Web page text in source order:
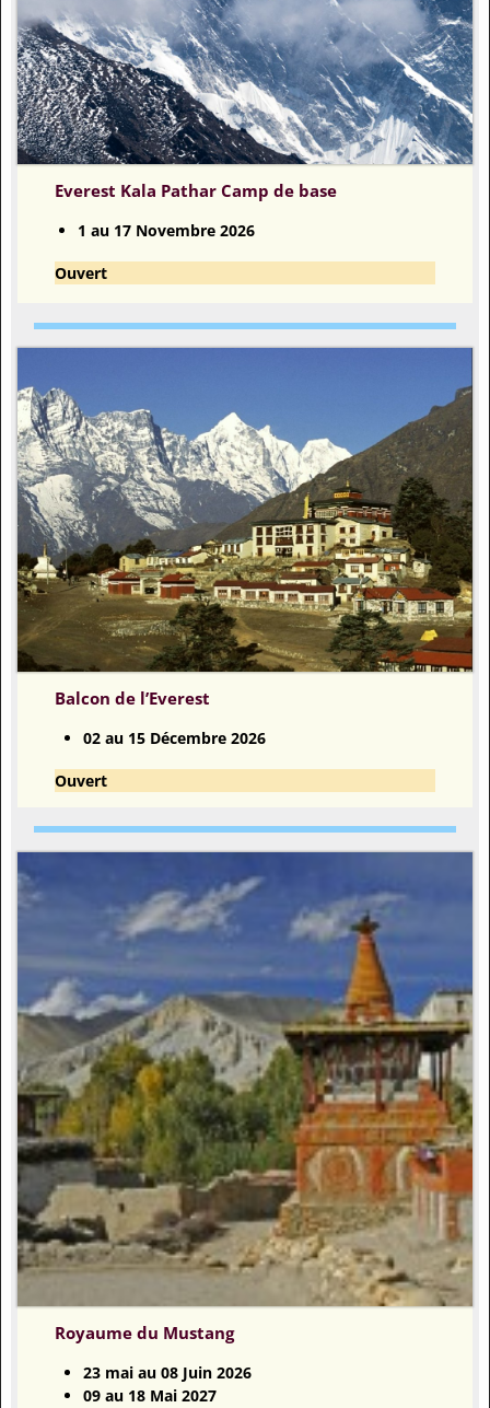
Everest Kala Pathar Camp de base
1 au 17 Novembre 2026
Ouvert
Balcon de l’Everest
02 au 15 Décembre 2026
Ouvert
Royaume du Mustang
23 mai au 08 Juin 2026
09 au 18 Mai 2027